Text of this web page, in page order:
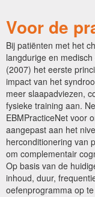
Voor de
Bij patiënten met het
langdurige en
(2007) het eerste
impact van het
meer slaapadviezen,
fysieke training aan.
EBMPracticeNet voor
aangepast aan het
herconditionering van
om complementair
Op basis van de
inhoud, duur,
oefenprogramma op